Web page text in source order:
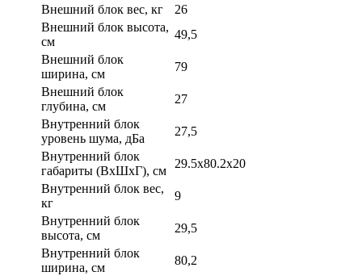
Внешний блок вес, кг
26
Внешний блок высота,
см
49,5
Внешний блок
ширина, см
79
Внешний блок
глубина, см
27
Внутренний блок
уровень шума, дБа
27,5
Внутренний блок
габариты (ВхШхГ), см
29.5x80.2x20
Внутренний блок вес,
кг
9
Внутренний блок
высота, см
29,5
Внутренний блок
ширина, см
80,2